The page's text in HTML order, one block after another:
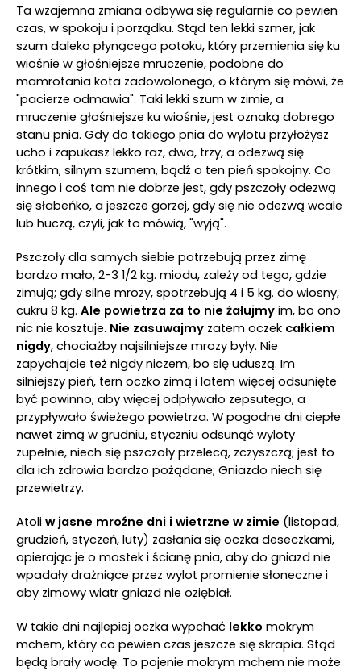
Ta wzajemna zmiana odbywa się regularnie co pewien
czas, w spokoju i porządku. Stąd ten lekki szmer, jak
szum daleko płynącego potoku, który przemienia się ku
wiośnie w głośniejsze mruczenie, podobne do
mamrotania kota zadowolonego, o którym się mówi, że
"pacierze odmawia". Taki lekki szum w zimie, a
mruczenie głośniejsze ku wiośnie, jest oznaką dobrego
stanu pnia. Gdy do takiego pnia do wylotu przyłożysz
ucho i zapukasz lekko raz, dwa, trzy, a odezwą się
krótkim, silnym szumem, bądź o ten pień spokojny. Co
innego i coś tam nie dobrze jest, gdy pszczoły odezwą
się słabeńko, a jeszcze gorzej, gdy się nie odezwą wcale
lub huczą, czyli, jak to mówią, "wyją".
Pszczoły dla samych siebie potrzebują przez zimę
bardzo mało, 2-3 1/2 kg. miodu, zależy od tego, gdzie
zimują; gdy silne mrozy, spotrzebują 4 i 5 kg. do wiosny,
cukru 8 kg. Ale powietrza za to nie żałujmy im, bo ono
nic nie kosztuje. Nie zasuwajmy zatem oczek całkiem
nigdy, chociażby najsilniejsze mrozy były. Nie
zapychajcie też nigdy niczem, bo się uduszą. Im
silniejszy pień, tern oczko zimą i latem więcej odsunięte
być powinno, aby więcej odpływało zepsutego, a
przypływało świeżego powietrza. W pogodne dni ciepłe
nawet zimą w grudniu, styczniu odsunąć wyloty
zupełnie, niech się pszczoły przelecą, zczyszczą; jest to
dla ich zdrowia bardzo pożądane; Gniazdo niech się
przewietrzy.
Atoli w jasne mroźne dni i wietrzne w zimie (listopad,
grudzień, styczeń, luty) zasłania się oczka deseczkami,
opierając je o mostek i ścianę pnia, aby do gniazd nie
wpadały drażniące przez wylot promienie słoneczne i
aby zimowy wiatr gniazd nie oziębiał.
W takie dni najlepiej oczka wypchać lekko mokrym
mchem, który co pewien czas jeszcze się skrapia. Stąd
będą brały wodę. To pojenie mokrym mchem nie może